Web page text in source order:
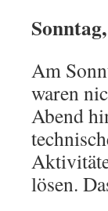
Am
waren
Abend
lösen.